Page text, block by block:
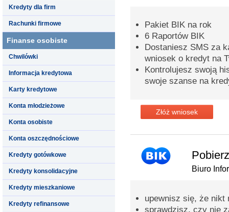
Kredyty dla firm
Rachunki firmowe
Finanse osobiste
Chwilówki
Informacja kredytowa
Karty kredytowe
Konta młodzieżowe
Konta osobiste
Konta oszczędnościowe
Kredyty gotówkowe
Kredyty konsolidacyjne
Kredyty mieszkaniowe
Kredyty refinansowe
Pakiet BIK na rok
6 Raportów BIK
Dostaniesz SMS za
wniosek o kredyt na
Kontrolujesz swoją
swoje szanse na
Złóż wniosek
Biuro
upewnisz się, że nikt
sprawdzisz, czy nie